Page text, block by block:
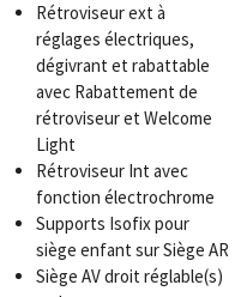
Rétroviseur ext à
réglages électriques,
dégivrant et rabattable
avec Rabattement de
rétroviseur et Welcome
Light
Rétroviseur Int avec
fonction électrochrome
Supports Isofix pour
siège enfant sur Siège AR
Siège AV droit réglable(s)